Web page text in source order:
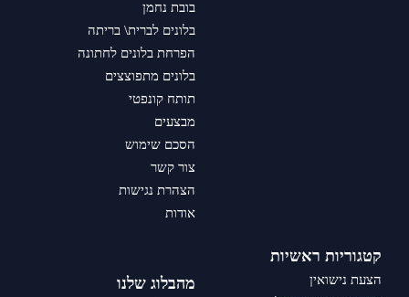
בובת נחמן
בלונים לברית\ בריתה
הפרחת בלונים לחתונה
בלונים מתפוצצים
תותח קונפטי
מבצעים
הסכם שימוש
צור קשר
הצהרת נגישות
אודות
קטגוריות ראשיות
הצעת נישואין
מהבלוג שלנו